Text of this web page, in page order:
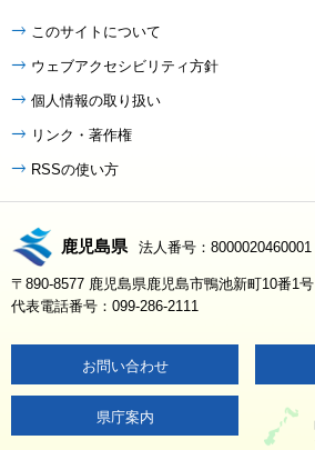
このサイトについて
ウェブアクセシビリティ方針
個人情報の取り扱い
リンク・著作権
RSSの使い方
鹿児島県 法人番号：8000020460001
〒890-8577 鹿児島県鹿児島市鴨池新町10番1号
代表電話番号：099-286-2111
お問い合わせ
県庁案内